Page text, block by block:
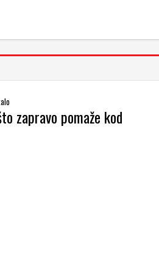
zapravo pomaže kod